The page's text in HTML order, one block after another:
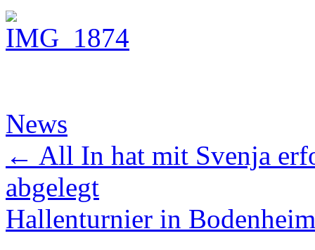
News
← All In hat mit Svenja
abgelegt
Hallenturnier in